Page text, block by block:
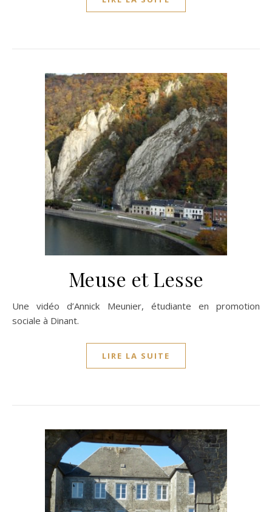
Meuse et Lesse
Une vidéo d’Annick Meunier, étudiante en promotion
sociale à Dinant.
LIRE LA SUITE